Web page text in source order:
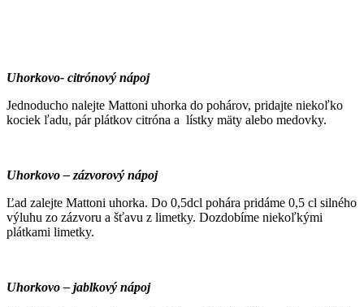
Uhorkovo- citrónový nápoj
Jednoducho nalejte Mattoni uhorka do pohárov, pridajte niekoľko
kociek ľadu, pár plátkov citróna a lístky mäty alebo medovky.
Uhorkovo – zázvorový nápoj
Ľad zalejte Mattoni uhorka. Do 0,5dcl pohára pridáme 0,5 cl silného
výluhu zo zázvoru a šťavu z limetky. Dozdobíme niekoľkými
plátkami limetky.
Uhorkovo – jablkový nápoj